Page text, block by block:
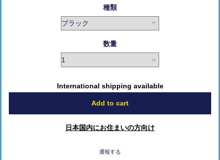
種類
数量
International shipping available
Add to cart
日本国内にお住まいの方向け
通報する